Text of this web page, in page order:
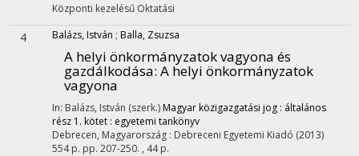
Központi kezelésű Oktatási
4 Balázs, István ; Balla, Zsuzsa
A helyi önkormányzatok vagyona és
gazdálkodása: A helyi önkormányzatok
vagyona
In: Balázs, István (szerk.) Magyar közigazgatási jog : általános
rész 1. kötet : egyetemi tankönyv
Debrecen, Magyarország : Debreceni Egyetemi Kiadó (2013)
554 p. pp. 207-250. , 44 p.